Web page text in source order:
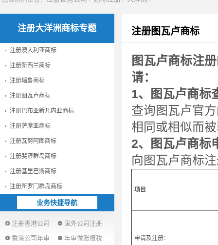
注册大洋洲商标专题
注册澳大利亚商标
注册新西兰商标
注册瑙鲁商标
注册图瓦卢商标
注册巴布亚新几内亚商标
注册萨摩亚商标
注册瓦努阿图商标
注册斐济群岛商标
注册基里巴斯商标
注册所罗门群岛商标
业务快捷导航
注册香港公司
国外公司注册
香港公司年审
年审做账报税
注册图瓦卢商标
图瓦卢商标注
请：
1、图瓦卢商标
查询图瓦卢官
相同或相似而
2、图瓦卢商标
向图瓦卢商标
项目
申请及注册：